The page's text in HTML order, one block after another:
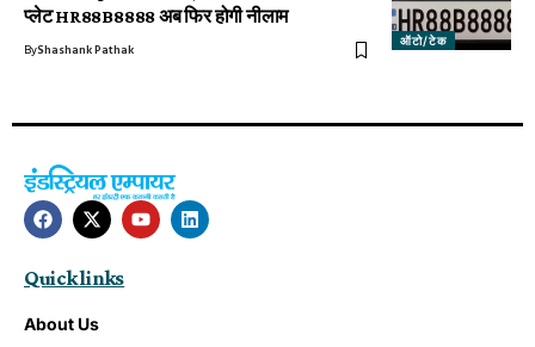
ऑटो/टेक
प्लेट HR88B8888 अब फिर होगी नीलाम
ByShashank Pathak
Quick links
About Us